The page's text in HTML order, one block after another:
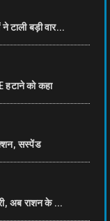
टाली बड़ी वार...
हटाने को कहा
सस्पेंड
अब राशन के ...